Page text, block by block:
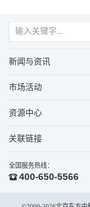
新闻与资讯
市场活动
资源中心
关联链接
全国服务热线：
400-650-5566